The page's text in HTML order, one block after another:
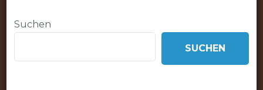
Suchen
SUCHEN